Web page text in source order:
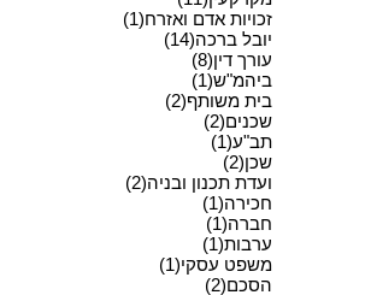
זכויות אדם ואזרח(1)
יובל ברכה(14)
עורך דין(8)
ביהמ"ש(1)
בית משותף(2)
שכנים(2)
תב"ע(1)
שכן(2)
ועדת תכנון ובניה(2)
חכירה(1)
חברה(1)
ערבות(1)
משפט עסקי(1)
הסכם(2)